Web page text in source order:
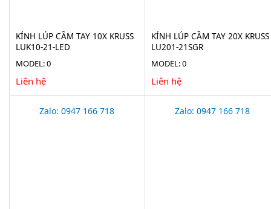
KÍNH LÚP CẦM TAY 10X KRUSS
LUK10-21-LED
MODEL: 0
Liên hệ
KÍNH LÚP CẦM TAY 20X KRUSS
LU201-21SGR
MODEL: 0
Liên hệ
Zalo: 0947 166 718 Zalo: 0947 166 718